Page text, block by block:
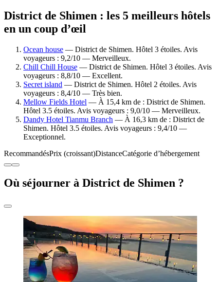
District de Shimen : les 5 meilleurs hôtels
en un coup d’œil
Ocean house — District de Shimen. Hôtel 3 étoiles. Avis
voyageurs : 9,2/10 — Merveilleux.
Chill Chill House — District de Shimen. Hôtel 3 étoiles. Avis
voyageurs : 8,8/10 — Excellent.
Secret island — District de Shimen. Hôtel 2 étoiles. Avis
voyageurs : 8,4/10 — Très bien.
Mellow Fields Hotel — À 15,4 km de : District de Shimen.
Hôtel 3.5 étoiles. Avis voyageurs : 9,0/10 — Merveilleux.
Dandy Hotel Tianmu Branch — À 16,3 km de : District de
Shimen. Hôtel 3.5 étoiles. Avis voyageurs : 9,4/10 —
Exceptionnel.
RecommandésPrix (croissant)DistanceCatégorie d’hébergement
Où séjourner à District de Shimen ?